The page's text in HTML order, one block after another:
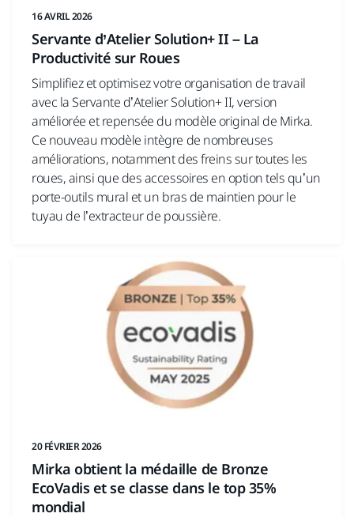
16 AVRIL 2026
Servante d’Atelier Solution+ II – La
Productivité sur Roues
Simplifiez et optimisez votre organisation de travail
avec la Servante d’Atelier Solution+ II, version
améliorée et repensée du modèle original de Mirka.
Ce nouveau modèle intègre de nombreuses
améliorations, notamment des freins sur toutes les
roues, ainsi que des accessoires en option tels qu’un
porte-outils mural et un bras de maintien pour le
tuyau de l’extracteur de poussière.
20 FÉVRIER 2026
Mirka obtient la médaille de Bronze
EcoVadis et se classe dans le top 35%
mondial